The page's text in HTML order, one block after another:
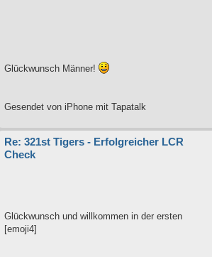
Glückwunsch Männer!
Gesendet von iPhone mit Tapatalk
Re: 321st Tigers - Erfolgreicher LCR
Check
Glückwunsch und willkommen in der ersten
[emoji4]